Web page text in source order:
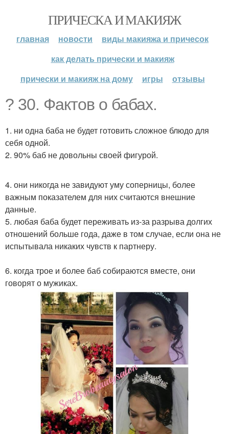
ПРИЧЕСКА И МАКИЯЖ
главная новости
виды макияжа и причесок
как делать прически и макияж
прически и макияж на дому
игры отзывы
? 30. Фактов о бабах.
1. ни одна баба не будет готовить сложное блюдо для
себя одной.
2. 90% баб не довольны своей фигурой.
4. они никогда не завидуют уму соперницы, более
важным показателем для них считаются внешние
данные.
5. любая баба будет переживать из-за разрыва долгих
отношений больше года, даже в том случае, если она не
испытывала никаких чувств к партнеру.
6. когда трое и более баб собираются вместе, они
говорят о мужиках.